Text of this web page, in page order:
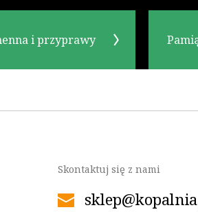
i przyprawy
Skontaktuj się z nami